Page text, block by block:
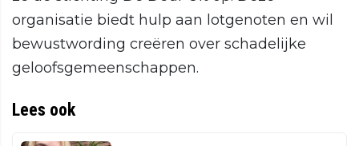
organisatie biedt hulp aan lotgenoten en wil
bewustwording creëren over schadelijke
geloofsgemeenschappen.
Lees ook